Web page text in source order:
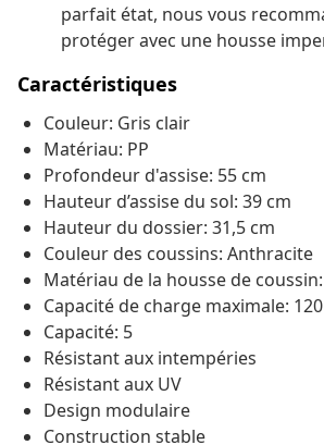
parfait état, nous vous
protéger avec une housse
Caractéristiques
Couleur: Gris clair
Matériau: PP
Profondeur d'assise: 55 cm
Hauteur d’assise du sol: 39 cm
Hauteur du dossier: 31,5 cm
Couleur des coussins: Anthracite
Matériau de la housse de
Capacité de charge maximale:
Capacité: 5
Résistant aux intempéries
Résistant aux UV
Design modulaire
Construction stable